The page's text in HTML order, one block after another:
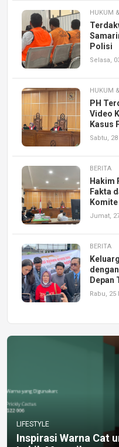
HUKUM
Polisi
Selasa,
HUKUM
PH
Video
Kasus
Sabtu,
BERITA
Hakim
Fakta
Komite
Jumat,
BERITA
Depan
Rabu, 25
LIFESTYLE
Inspirasi Warna Cat